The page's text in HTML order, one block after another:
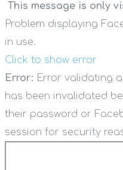
This message is only
Problem displaying
in use.
Click to show error
Error: Error validating
has been invalidated
their password or
session for security